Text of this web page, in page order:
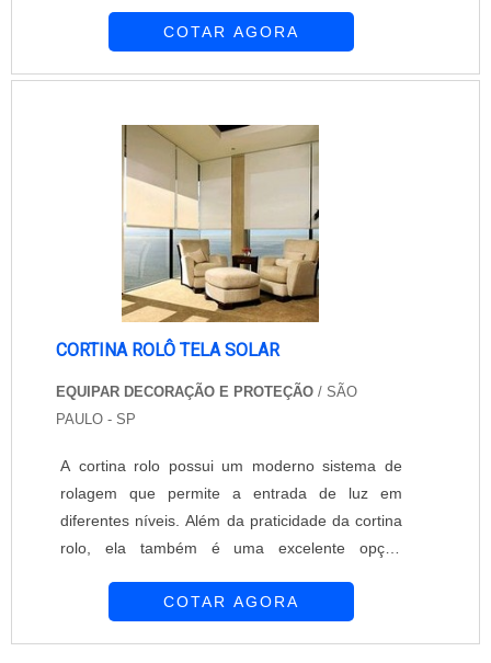
encontrar excelente custo-benefício com
clientes.DIFERENCIAIS IMPORTANTES DE
maneiras eficientes de demonstrar competência
e excelência em uma área de atuação...
COTAR AGORA
CORTINA ROLÔ TELA SOLAR
EQUIPAR DECORAÇÃO E PROTEÇÃO / SÃO
PAULO - SP
A cortina rolo possui um moderno sistema de
rolagem que permite a entrada de luz em
diferentes níveis. Além da praticidade da cortina
rolo, ela também é uma excelente opção
apresenta a vantagem de bloquear os raios
COTAR AGORA